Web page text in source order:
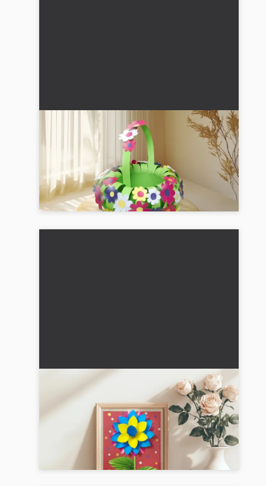
Papirkurv med blomster: Trin-for-trin
vejledning med billeder, videoer og
Lav et farverigt papirkurv med blomster: En
kreativ gør-det-selv vejledning for forældre og
børn. Perfekt til forårsdekorationen! 🎨...
3D-papirblomst: Trin-for-trin
vejledning med billeder og video
🎨 En detaljeret vejledning til at lave 3D-
papirblomster: Kreativ og nemt for børn fra 5 år.
Ideel til gaver! 🌸...